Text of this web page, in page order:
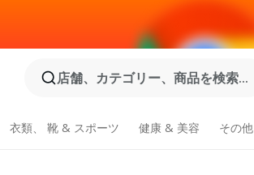
店舗、カテゴリー、商品を検索...
衣類、 靴 & スポーツ 健康 & 美容 その他